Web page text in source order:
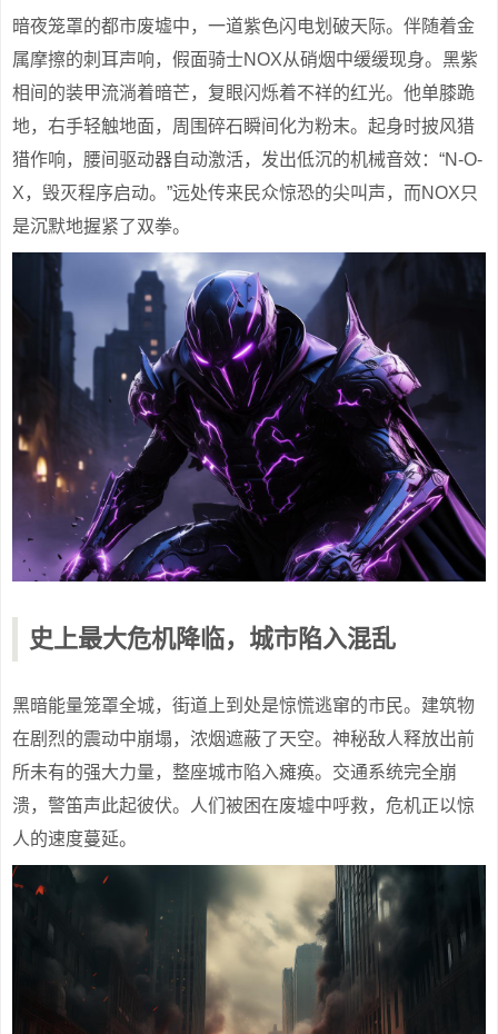
暗夜笼罩的都市废墟中，一道紫色闪电划破天际。伴随着金
属摩擦的刺耳声响，假面骑士NOX从硝烟中缓缓现身。黑紫
相间的装甲流淌着暗芒，复眼闪烁着不祥的红光。他单膝跪
地，右手轻触地面，周围碎石瞬间化为粉末。起身时披风猎
猎作响，腰间驱动器自动激活，发出低沉的机械音效：“N-O-
X，毁灭程序启动。”远处传来民众惊恐的尖叫声，而NOX只
是沉默地握紧了双拳。
史上最大危机降临，城市陷入混乱
黑暗能量笼罩全城，街道上到处是惊慌逃窜的市民。建筑物
在剧烈的震动中崩塌，浓烟遮蔽了天空。神秘敌人释放出前
所未有的强大力量，整座城市陷入瘫痪。交通系统完全崩
溃，警笛声此起彼伏。人们被困在废墟中呼救，危机正以惊
人的速度蔓延。